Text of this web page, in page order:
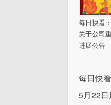
每日快看
关于公司
进展公告
每日快
5月22